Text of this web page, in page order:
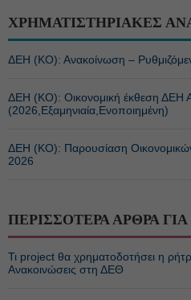
ΧΡΗΜΑΤΙΣΤΗΡΙΑΚΕΣ
ΔΕΗ (ΚΟ): Ανακοίνωση –
ΔΕΗ (ΚΟ): Οικονομική έκθεση ΔΕΗ
(2026,Εξαμηνιαία,Ενοποιημένη)
ΔΕΗ (ΚΟ): Παρουσίαση
2026
ΠΕΡΙΣΣΟΤΕΡΑ ΑΡΘΡΑ ΓΙΑ
Τι project θα χρηματοδοτήσει η
Ανακοινώσεις στη ΔΕΘ